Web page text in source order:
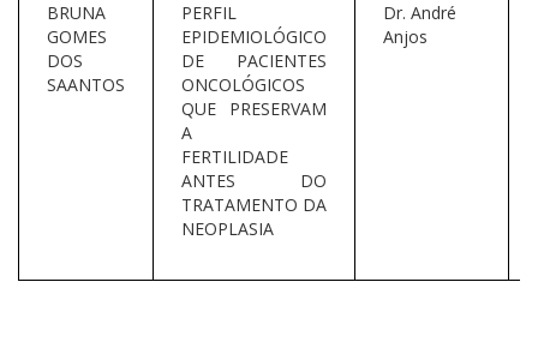
BRUNA
GOMES
DOS
SAANTOS
PERFIL
EPIDEMIOLÓGICO
DE PACIENTES
ONCOLÓGICOS
QUE PRESERVAM
A
FERTILIDADE
ANTES DO
TRATAMENTO DA
NEOPLASIA
Dr. André
Anjos